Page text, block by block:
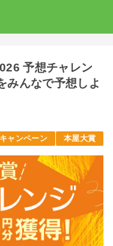
予想チャレン
みんなで予想しよ
キャンペーン
本屋大賞